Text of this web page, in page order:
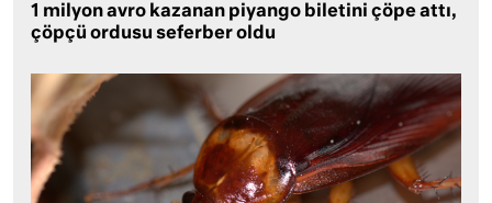
1 milyon avro kazanan piyango biletini çöpe attı,
çöpçü ordusu seferber oldu